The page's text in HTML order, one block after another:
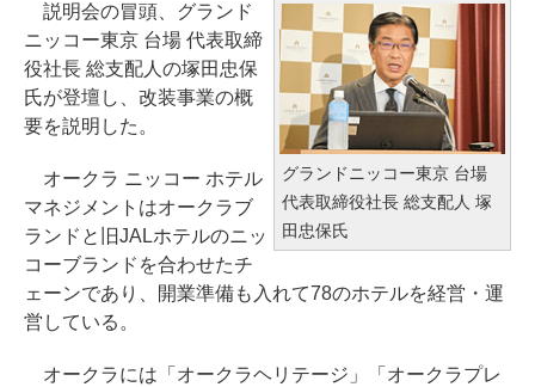
グランドニッコー東京 台場
代表取締役社長 総支配人 塚
田忠保氏
説明会の冒頭、グランド
ニッコー東京 台場 代表取締
役社長 総支配人の塚田忠保
氏が登壇し、改装事業の概
要を説明した。
オークラ ニッコー ホテル
マネジメントはオークラブ
ランドと旧JALホテルのニッ
コーブランドを合わせたチ
ェーンであり、開業準備も入れて78のホテルを経営・運
営している。
オークラには「オークラヘリテージ」「オークラプレ